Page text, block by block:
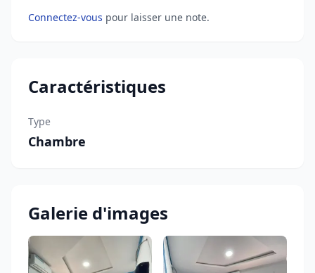
Connectez-vous pour laisser une note.
Caractéristiques
Type
Chambre
Galerie d'images